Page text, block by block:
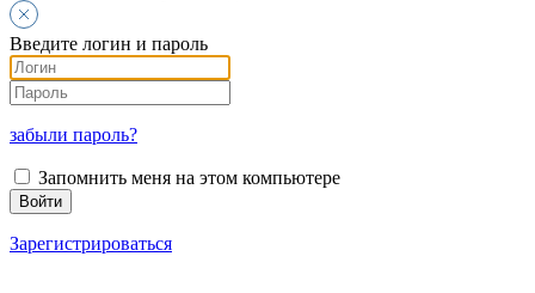
Введите логин и пароль
забыли пароль?
Запомнить меня на этом компьютере
Зарегистрироваться